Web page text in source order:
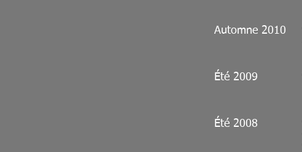
Automne 2010
Été 2009
Été 2008